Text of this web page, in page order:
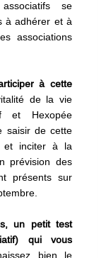
se
à adhérer et à
associations
à cette
de la vie
et Hexopée
saisir de cette
et inciter à la
prévision des
présents sur
un petit test
qui vous
bien le